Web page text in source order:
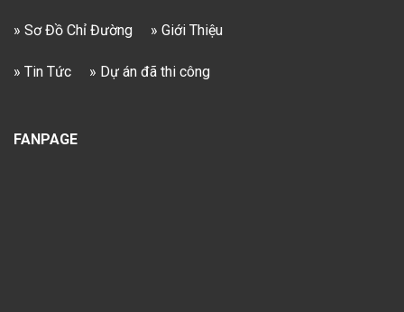
» Sơ Đồ Chỉ Đường » Giới Thiệu
» Tin Tức » Dự án đã thi công
FANPAGE